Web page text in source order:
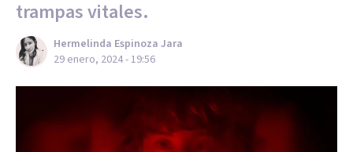
trampas vitales.
Hermelinda Espinoza Jara
29 enero, 2024 - 19:56